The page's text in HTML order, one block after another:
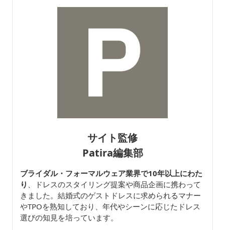
サイト監修
Patira編集部
ブライダル・フォーマルウェア業界で10年以上にわた
り
、ドレスのスタイリング提案や商品企画に携わって
きました。結婚式のゲストドレスに求められるマナー
やTPOを熟知しており、年代やシーンに応じたドレス
選びの知見を培っています。